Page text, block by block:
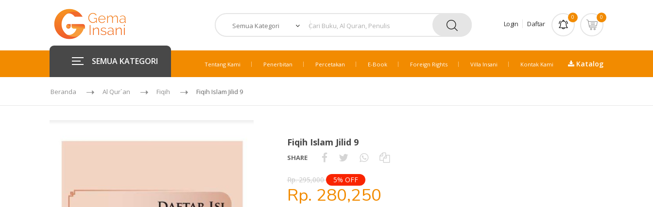
Login Daftar
0 0
SEMUA KATEGORI Tentang Kami Penerbitan Percetakan E-Book Foreign Rights Villa Insani Kontak Kami Katalog
Beranda Al Qur`an Fiqih Fiqih Islam Jilid 9
Fiqih Islam Jilid 9
SHARE
Rp. 295,000 5% OFF
Rp. 280,250